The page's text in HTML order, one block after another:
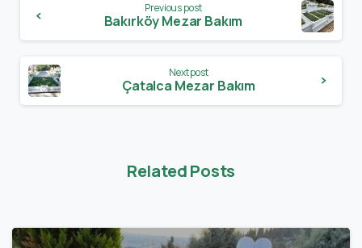
Previous post
Bakırköy Mezar Bakım
Next post
Çatalca Mezar Bakım
Related Posts